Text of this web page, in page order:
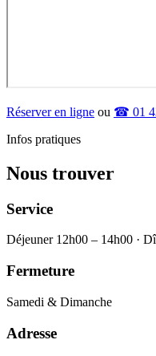
Réserver en ligne ou ☎ 01
Infos pratiques
Nous trouver
Service
Déjeuner 12h00 – 14h00 ·
Fermeture
Samedi & Dimanche
Adresse